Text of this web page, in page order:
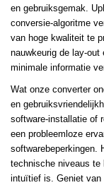
en gebruiksgemak.
conversie-algoritme
van hoge kwaliteit te
nauwkeurig de lay-
minimale informatie
Wat onze converter
en
software-installatie of
een probleemloze
softwarebeperkingen.
technische niveaus te
intuïtief is. Geniet van